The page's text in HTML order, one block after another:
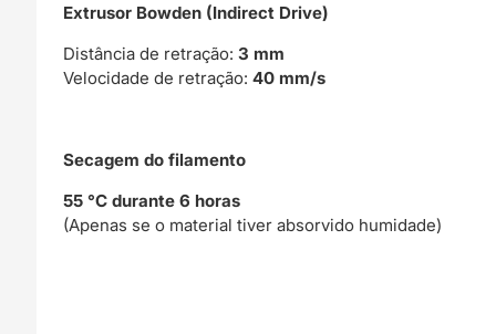
Extrusor Bowden (Indirect Drive)
Distância de retração:3 mm
Velocidade de retração:40 mm/s
Secagem do filamento
55 °C durante 6 horas
(Apenas se o material tiver absorvido humidade)